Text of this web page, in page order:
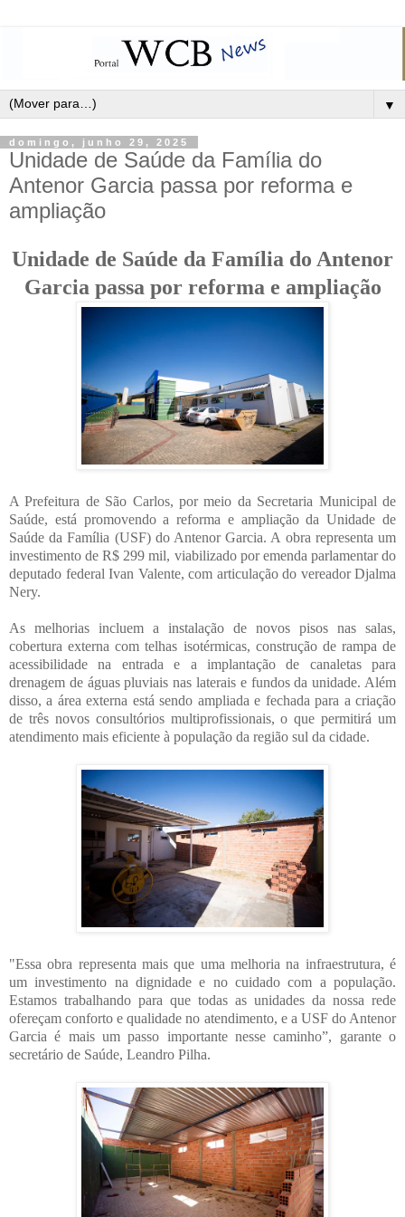
▼
domingo, junho 29, 2025
Unidade de Saúde da Família do
Antenor Garcia passa por reforma e
ampliação
Unidade de Saúde da Família do Antenor
Garcia passa por reforma e ampliação
A Prefeitura de São Carlos, por meio da Secretaria Municipal de
Saúde, está promovendo a reforma e ampliação da Unidade de
Saúde da Família (USF) do Antenor Garcia. A obra representa um
investimento de R$ 299 mil, viabilizado por emenda parlamentar do
deputado federal Ivan Valente, com articulação do vereador Djalma
Nery.
As melhorias incluem a instalação de novos pisos nas salas,
cobertura externa com telhas isotérmicas, construção de rampa de
acessibilidade na entrada e a implantação de canaletas para
drenagem de águas pluviais nas laterais e fundos da unidade. Além
disso, a área externa está sendo ampliada e fechada para a criação
de três novos consultórios multiprofissionais, o que permitirá um
atendimento mais eficiente à população da região sul da cidade.
"Essa obra representa mais que uma melhoria na infraestrutura, é
um investimento na dignidade e no cuidado com a população.
Estamos trabalhando para que todas as unidades da nossa rede
ofereçam conforto e qualidade no atendimento, e a USF do Antenor
Garcia é mais um passo importante nesse caminho”, garante o
secretário de Saúde, Leandro Pilha.